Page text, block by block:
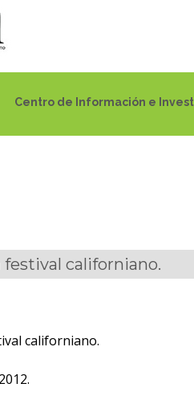
Centro de Información e
californiano.
californiano.